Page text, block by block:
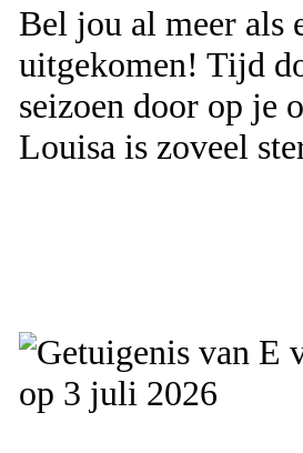
Bel jou al meer als
uitgekomen! Tijd
seizoen door op je
Louisa is zoveel
op 3 juli 2026